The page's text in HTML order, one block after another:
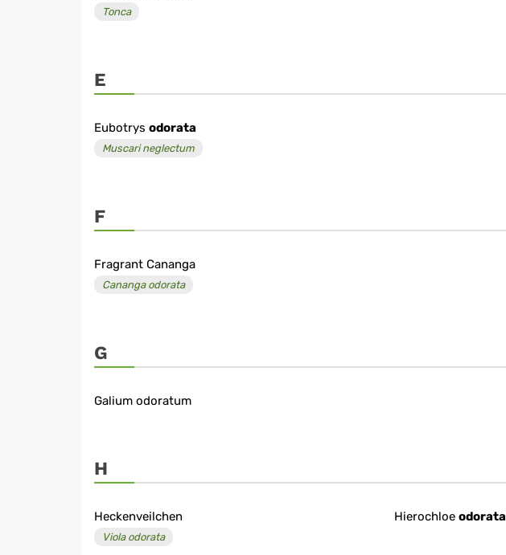
Tonca
E
Eubotrys odorata
Muscari neglectum
F
Fragrant Cananga
Cananga odorata
G
Galium odoratum
H
Heckenveilchen
Viola odorata
Hierochloe odorata